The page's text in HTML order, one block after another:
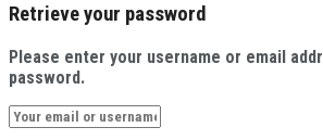
Retrieve your password
Please enter your username or email
password.